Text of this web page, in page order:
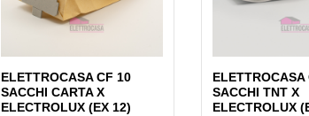
ELETTROCASA CF 10
SACCHI CARTA X
ELECTROLUX (EX 12)
ELETTROCASA
SACCHI TNT X
ELECTROLUX